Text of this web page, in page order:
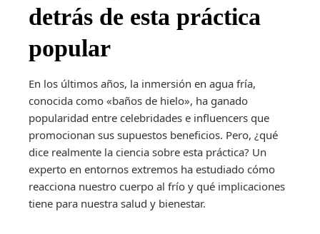
detrás de esta práctica
popular
En los últimos años, la inmersión en agua fría,
conocida como «baños de hielo», ha ganado
popularidad entre celebridades e influencers que
promocionan sus supuestos beneficios. Pero, ¿qué
dice realmente la ciencia sobre esta práctica? Un
experto en entornos extremos ha estudiado cómo
reacciona nuestro cuerpo al frío y qué implicaciones
tiene para nuestra salud y bienestar.